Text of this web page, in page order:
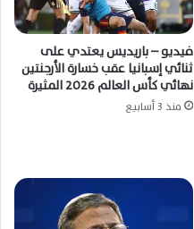
فيديو – باريديس يعتدي على
ثنائي إسبانيا عقب خسارة الأرجنتين
نهائي كأس العالم 2026 المثيرة
منذ 3 أسابيع